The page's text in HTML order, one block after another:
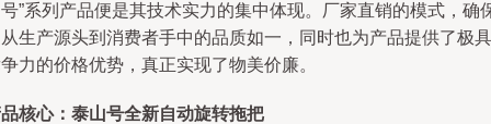
”系列产品便是其技术实力的集中体现。厂家直销的模式，确
生产源头到消费者手中的品质如一，同时也为产品提供了极具
力的价格优势，真正实现了物美价廉。
核心：泰山号全新自动旋转拖把